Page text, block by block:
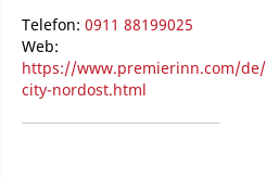
Telefon: 0911 88199025
Web:
https://www.premierinn.com/
city-nordost.html